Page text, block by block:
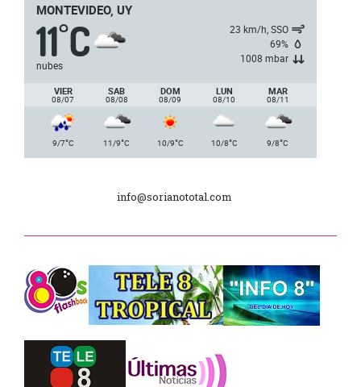
5ª y 6ª fecha de los campeonatos
nacionales de AUVO
Plan de Regularización de Adeudos
2025
Dpto. de Higiene de la Intendencia.
Tele 8 Tropical – bloque 01
Tele 8 Tropical – bloque 02
MONTEVIDEO, UY
11°C
nubes
23 km/h, SSO
69%
1008 mbar
VIER
08/07
SAB
08/08
DOM
08/09
LUN
08/10
MAR
08/11
9/7°C 11/9°C 10/9°C 10/8°C 9/8°C
info@sorianototal.com